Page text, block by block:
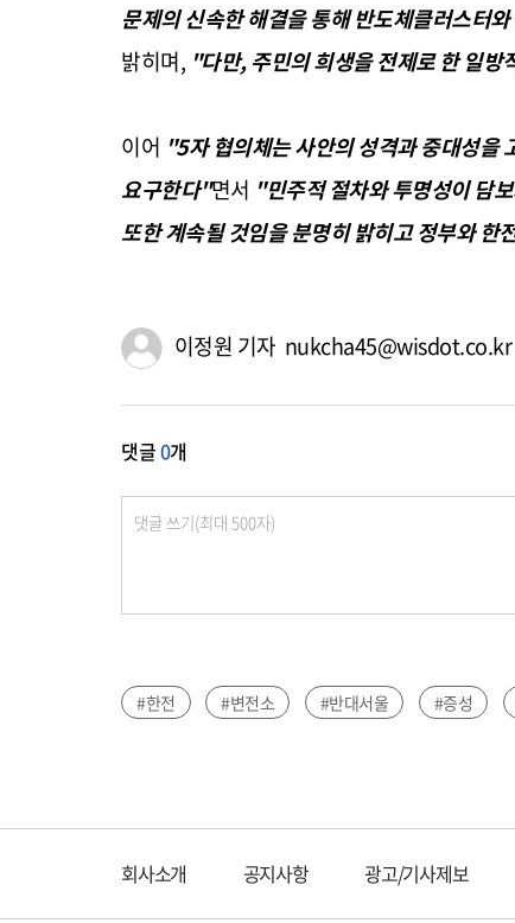
문제의 신속한 해결을 통해 반도체클러스터
밝히며, "다만, 주민의 희생을 전제로 한 일
이어 "5자 협의체는 사안의 성격과 중대성을
요구한다"면서 "민주적 절차와 투명성이 담
또한 계속될 것임을 분명히 밝히고 정부와 한
이정원 기자 nukcha45@wisdot.co.kr
댓글0개
#한전 #변전소 #반대서울 #증성
회사소개 공지사항 광고/기사제보